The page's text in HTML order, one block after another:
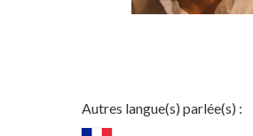
Autres langue(s) parlée(s) :